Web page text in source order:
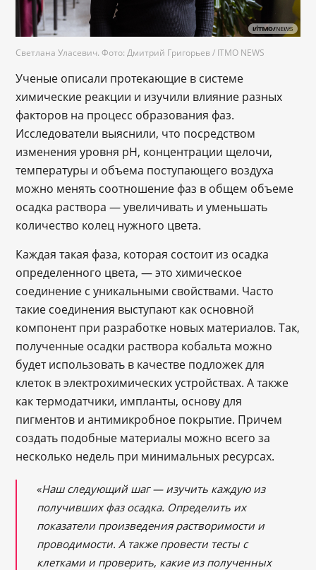
Светлана Уласевич. Фото: Дмитрий Григорьев / ITMO NEWS
Ученые описали протекающие в системе
химические реакции и изучили влияние разных
факторов на процесс образования фаз.
Исследователи выяснили, что посредством
изменения уровня pH, концентрации щелочи,
температуры и объема поступающего воздуха
можно менять соотношение фаз в общем объеме
осадка раствора — увеличивать и уменьшать
количество колец нужного цвета.
Каждая такая фаза, которая состоит из осадка
определенного цвета, — это химическое
соединение с уникальными свойствами. Часто
такие соединения выступают как основной
компонент при разработке новых материалов. Так,
полученные осадки раствора кобальта можно
будет использовать в качестве подложек для
клеток в электрохимических устройствах. А также
как термодатчики, импланты, основу для
пигментов и антимикробное покрытие. Причем
создать подобные материалы можно всего за
несколько недель при минимальных ресурсах.
«Наш следующий шаг — изучить каждую из
получивших фаз осадка. Определить их
показатели произведения растворимости и
проводимости. А также провести тесты с
клетками и проверить, какие из полученных